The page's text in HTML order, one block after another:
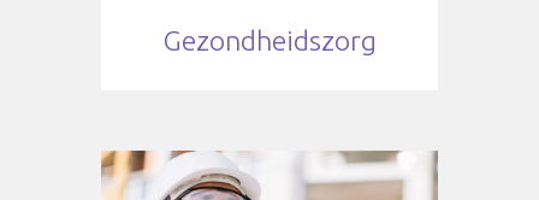
Gezondheidszorg